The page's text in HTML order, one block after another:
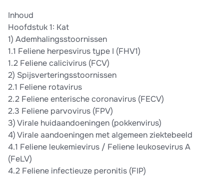
(KVPV en AVPV) wel vermeld maar niet verder uitgewerkt, en bij
Rund geldt hetzelfde voor ADV bij rund en BKK. Deze zijn
namelijk nooit gevraagd op het examen. Ik kon zelf alle vragen
benatwoorden. Bij elk onderdeel zijn bovendien de
examenvragen die ooit gesteld zijn duidelijk vermeld, waardoor
je precies weet waar je focus moet leggen. Zo combineert dit
document volledigheid met een sterke examengerichte insteek,
ideaal voor studenten die zich grondig maar efficiënt willen
voorbereiden en hun slaagkans willen vergroten.
Inhoud
Hoofdstuk 1: Kat
1) Ademhalingsstoornissen
1.1 Feliene herpesvirus type I (FHV1)
1.2 Feliene calicivirus (FCV)
2) Spijsverteringsstoornissen
2.1 Feliene rotavirus
2.2 Feliene enterische coronavirus (FECV)
2.3 Feliene parvovirus (FPV)
3) Virale huidaandoeningen (pokkenvirus)
4) Virale aandoeningen met algemeen ziektebeeld
4.1 Feliene leukemievirus / Feliene leukosevirus A
(FeLV)
4.2 Feliene infectieuze peronitis (FIP)